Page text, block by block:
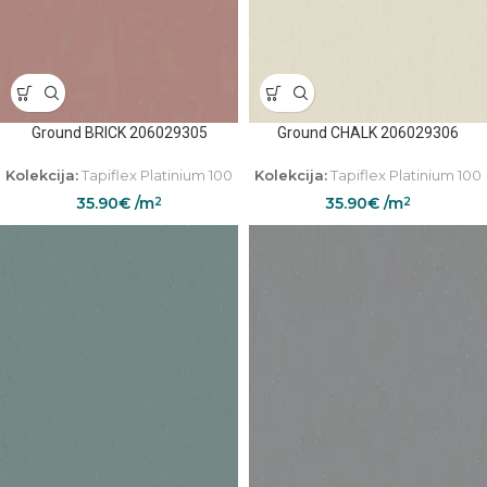
Ground BRICK 206029305
Kolekcija:Tapiflex Platinium 100
35.90€ /m2
Ground CHALK 206029306
Kolekcija:Tapiflex Platinium 100
35.90€ /m2